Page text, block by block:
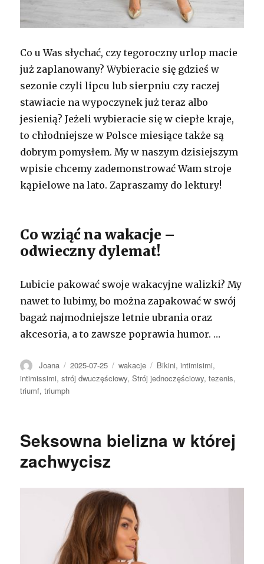
Co u Was słychać, czy tegoroczny urlop macie
już zaplanowany? Wybieracie się gdzieś w
sezonie czyli lipcu lub sierpniu czy raczej
stawiacie na wypoczynek już teraz albo
jesienią? Jeżeli wybieracie się w ciepłe kraje,
to chłodniejsze w Polsce miesiące także są
dobrym pomysłem. My w naszym dzisiejszym
wpisie chcemy zademonstrować Wam stroje
kąpielowe na lato. Zapraszamy do lektury!
Co wziąć na wakacje –
odwieczny dylemat!
Lubicie pakować swoje wakacyjne walizki? My
nawet to lubimy, bo można zapakować w swój
bagaż najmodniejsze letnie ubrania oraz
akcesoria, a to zawsze poprawia humor. …
Autor
Joana Opublikowano
2025-07-25 Kategorie
wakacje Tagi
Bikini,intimisimi,
intimissimi,strój dwuczęściowy,Strój jednoczęściowy,tezenis,
triumf,triumph
Seksowna bielizna w której
zachwycisz